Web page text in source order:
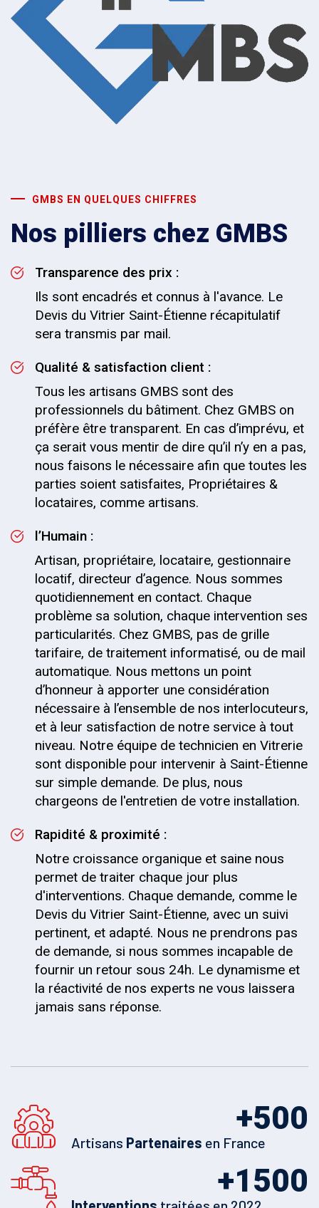
GMBS EN QUELQUES CHIFFRES
Nos pilliers chez GMBS
Transparence des prix :
Ils sont encadrés et connus à l'avance. Le
Devis du Vitrier Saint-Étienne récapitulatif
sera transmis par mail.
Qualité & satisfaction client :
Tous les artisans GMBS sont des
professionnels du bâtiment. Chez GMBS on
préfère être transparent. En cas d’imprévu, et
ça serait vous mentir de dire qu’il n’y en a pas,
nous faisons le nécessaire afin que toutes les
parties soient satisfaites, Propriétaires &
locataires, comme artisans.
l’Humain :
Artisan, propriétaire, locataire, gestionnaire
locatif, directeur d’agence. Nous sommes
quotidiennement en contact. Chaque
problème sa solution, chaque intervention ses
particularités. Chez GMBS, pas de grille
tarifaire, de traitement informatisé, ou de mail
automatique. Nous mettons un point
d’honneur à apporter une considération
nécessaire à l’ensemble de nos interlocuteurs,
et à leur satisfaction de notre service à tout
niveau. Notre équipe de technicien en Vitrerie
sont disponible pour intervenir à Saint-Étienne
sur simple demande. De plus, nous
chargeons de l'entretien de votre installation.
Rapidité & proximité :
Notre croissance organique et saine nous
permet de traiter chaque jour plus
d'interventions. Chaque demande, comme le
Devis du Vitrier Saint-Étienne, avec un suivi
pertinent, et adapté. Nous ne prendrons pas
de demande, si nous sommes incapable de
fournir un retour sous 24h. Le dynamisme et
la réactivité de nos experts ne vous laissera
jamais sans réponse.
500
+
Artisans Partenaires en France
1500
+